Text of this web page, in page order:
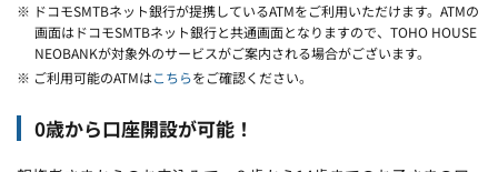
※ ドコモSMTBネット銀行が提携しているATMをご利用いただけます。ATMの
画面はドコモSMTBネット銀行と共通画面となりますので、TOHO HOUSE
NEOBANKが対象外のサービスがご案内される場合がございます。
※ ご利用可能のATMはこちらをご確認ください。
0歳から口座開設が可能！